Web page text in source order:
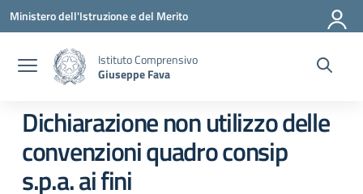
Vai ai contenuti
Vai al menu di navigazione
Vai al footer
Ministero dell'Istruzione e del Merito
Istituto Comprensivo
Giuseppe Fava
Dichiarazione non utilizzo delle
convenzioni quadro consip
s.p.a. ai fini